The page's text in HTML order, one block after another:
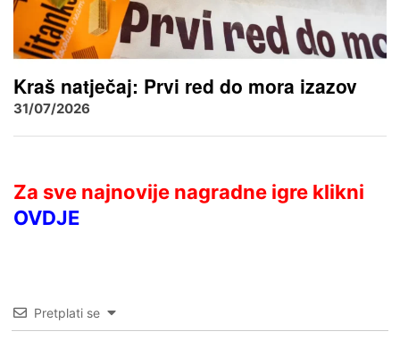
Kraš natječaj: Prvi red do mora izazov
31/07/2026
Za sve najnovije nagradne igre klikni
OVDJE
Pretplati se